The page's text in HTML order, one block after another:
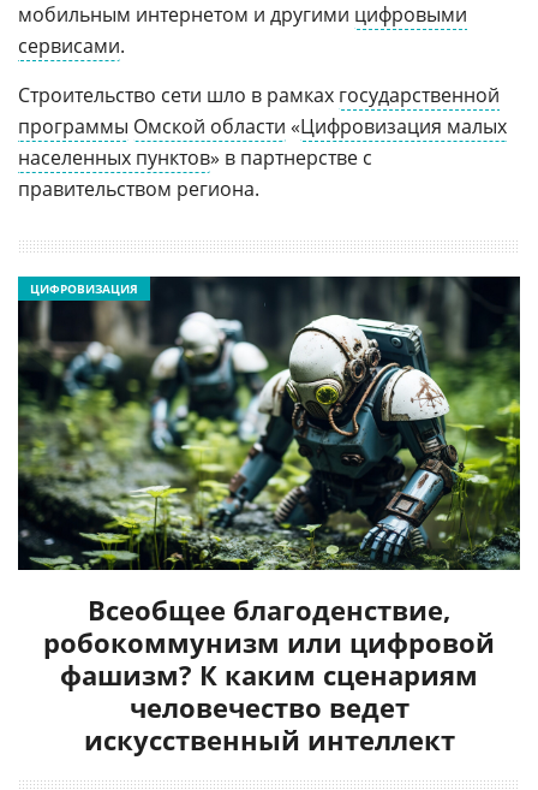
мобильным интернетом и другими цифровыми
сервисами.
Строительство сети шло в рамках государственной
программы Омской области «Цифровизация малых
населенных пунктов» в партнерстве с
правительством региона.
Всеобщее благоденствие,
робокоммунизм или цифровой
фашизм? К каким сценариям
человечество ведет
искусственный интеллект
ЦИФРОВИЗАЦИЯ